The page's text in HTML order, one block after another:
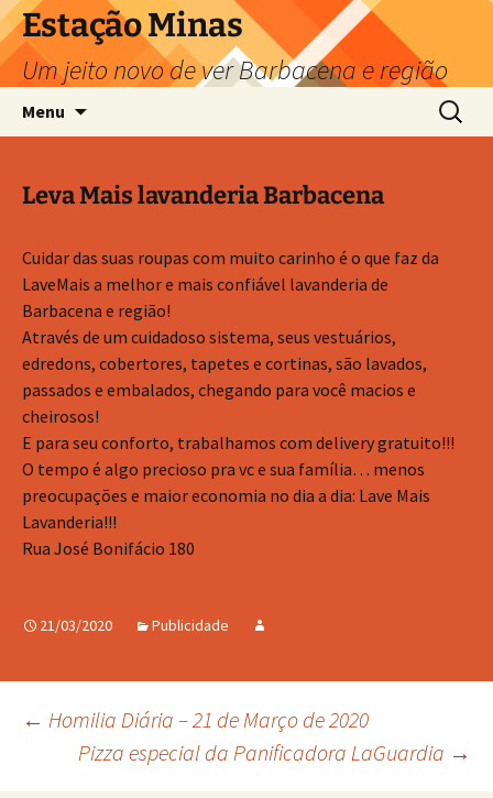
Pular
para
o
conteúdo
Estação Minas
Um jeito novo de ver Barbacena e região
Menu
por:
Leva Mais lavanderia Barbacena
Cuidar das suas roupas com muito carinho é o que faz da
LaveMais a melhor e mais confiável lavanderia de
Barbacena e região!
Através de um cuidadoso sistema, seus vestuários,
edredons, cobertores, tapetes e cortinas, são lavados,
passados e embalados, chegando para você macios e
cheirosos!
E para seu conforto, trabalhamos com delivery gratuito!!!
O tempo é algo precioso pra vc e sua família… menos
preocupações e maior economia no dia a dia: Lave Mais
Lavanderia!!!
Rua José Bonifácio 180
21/03/2020 Publicidade
Navegação
← Homilia Diária – 21 de Março de 2020
Pizza especial da Panificadora LaGuardia →